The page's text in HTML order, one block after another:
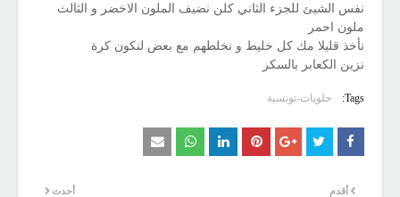
نفس الشيئ للجزء الثاني كلن نضيف الملون الاخضر و الثالث
ملون احمر
نأخذ قليلا مك كل خليط و نخلطهم مع بعض لنكون كرة
نزين الكعابر بالسكر
Tags: حلويات-تونسية
أحدث أقدم